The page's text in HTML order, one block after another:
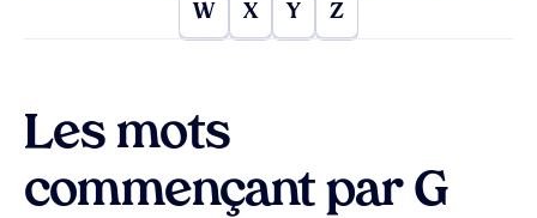
W X Y Z
Les mots
commençant par G